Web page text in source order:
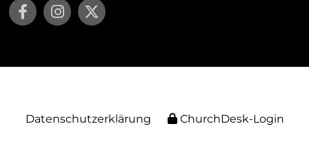
Datenschutzerklärung ChurchDesk-Login